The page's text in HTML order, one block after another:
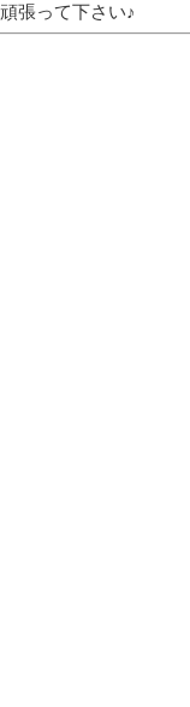
張って下さい♪